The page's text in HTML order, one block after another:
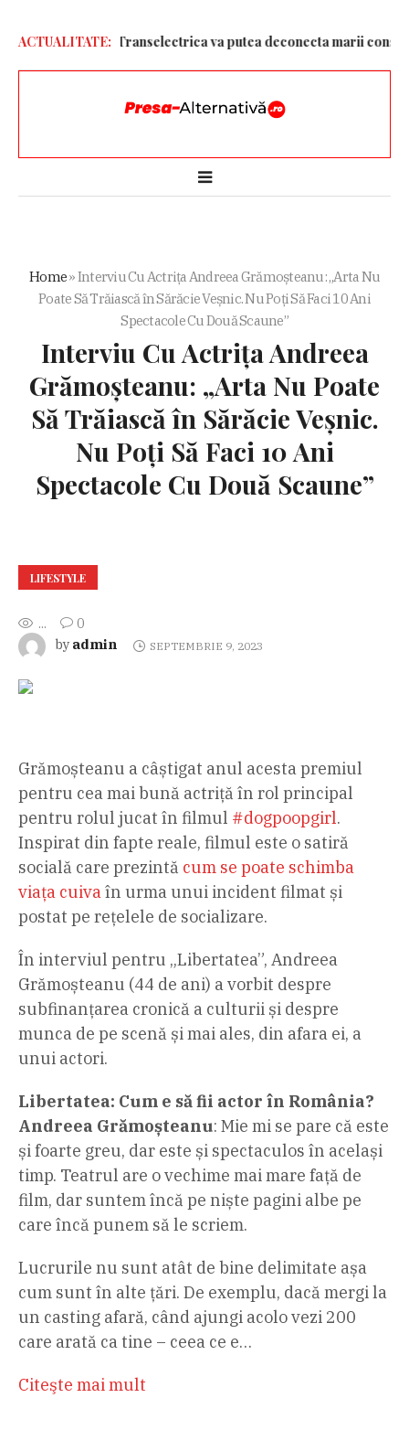
ACTUALITATE:
ploaie. Transelectrica va putea deconecta marii
Home»Interviu Cu Actrița Andreea Grămoșteanu: „Arta Nu
Poate Să Trăiască în Sărăcie Veșnic. Nu Poți Să Faci 10 Ani
Spectacole Cu Două Scaune”
Interviu Cu Actrița Andreea
Grămoșteanu: „Arta Nu Poate
Să Trăiască în Sărăcie Veșnic.
Nu Poți Să Faci 10 Ani
Spectacole Cu Două Scaune”
LIFESTYLE
...
0
by admin SEPTEMBRIE 9, 2023
Grămoșteanu a câștigat anul acesta premiul
pentru cea mai bună actriță în rol principal
pentru rolul jucat în filmul #dogpoopgirl.
Inspirat din fapte reale, filmul este o satiră
socială care prezintă cum se poate schimba
viața cuivaîn urma unui incident filmat și
postat pe rețelele de socializare.
În interviul pentru „Libertatea”, Andreea
Grămoșteanu (44 de ani) a vorbit despre
subfinanțarea cronică a culturii și despre
munca de pe scenă și mai ales, din afara ei, a
unui actori.
Libertatea: Cum e să fii actor în România?
Andreea Grămoșteanu: Mie mi se pare că este
și foarte greu, dar este și spectaculos în același
timp. Teatrul are o vechime mai mare față de
film, dar suntem încă pe niște pagini albe pe
care încă punem să le scriem.
Lucrurile nu sunt atât de bine delimitate așa
cum sunt în alte țări. De exemplu, dacă mergi la
un casting afară, când ajungi acolo vezi 200
care arată ca tine – ceea ce e…
Citeşte mai mult